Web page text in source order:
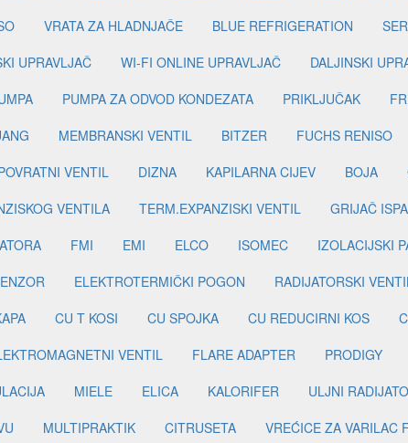
VRATA ZA HLADNJAČE BLUE REFRIGERATION SER
UPRAVLJAČ
WI-FI ONLINE UPRAVLJAČ DALJINSKI
PUMPA ZA ODVOD KONDEZATA PRIKLJUČAK
MEMBRANSKI VENTIL BITZER FUCHS RENISO
VENTIL DIZNA KAPILARNA CIJEV BOJA
VENTILA
TERM.EXPANZISKI VENTIL GRIJAČ
FMI EMI ELCO ISOMEC IZOLACIJSKI
ELEKTROTERMIČKI POGON RADIJATORSKI
CU T KOSI CU SPOJKA CU REDUCIRNI KOS
VENTIL FLARE ADAPTER PRODIGY
MIELE ELICA KALORIFER ULJNI
MULTIPRAKTIK CITRUSETA VREĆICE ZA VARILAC